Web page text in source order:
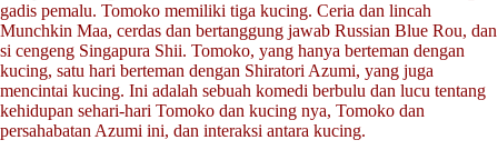
gadis pemalu. Tomoko memiliki tiga kucing. Ceria dan lincah
Munchkin Maa, cerdas dan bertanggung jawab Russian Blue Rou, dan
si cengeng Singapura Shii. Tomoko, yang hanya berteman dengan
kucing, satu hari berteman dengan Shiratori Azumi, yang juga
mencintai kucing. Ini adalah sebuah komedi berbulu dan lucu tentang
kehidupan sehari-hari Tomoko dan kucing nya, Tomoko dan
persahabatan Azumi ini, dan interaksi antara kucing.